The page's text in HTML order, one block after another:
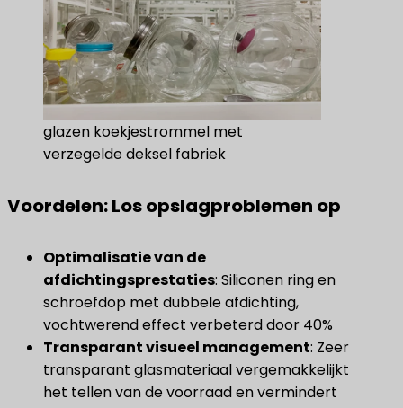
glazen koekjestrommel met
verzegelde deksel fabriek
Voordelen: Los opslagproblemen op
Optimalisatie van de
afdichtingsprestaties​: Siliconen ring en
schroefdop met dubbele afdichting,
vochtwerend effect verbeterd door 40%
Transparant visueel management​: Zeer
transparant glasmateriaal vergemakkelijkt
het tellen van de voorraad en vermindert